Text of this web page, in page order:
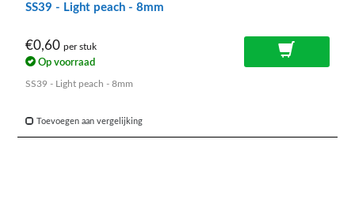
SS39 - Light peach - 8mm
€0,60 per stuk
Op voorraad
SS39 - Light peach - 8mm
Toevoegen aan vergelijking